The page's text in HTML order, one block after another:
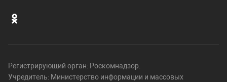
Регистрирующий орган: Роскомнадзор.
Учредитель: Министерство информации и массовых